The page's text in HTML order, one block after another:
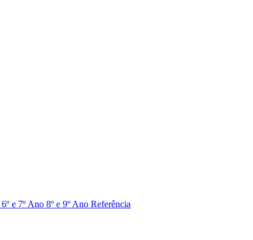
6º e 7º Ano 8º e 9º Ano Referência